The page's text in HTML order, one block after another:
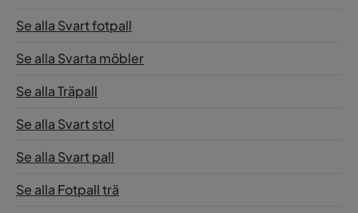
Se alla Svart fotpall
Se alla Svarta möbler
Se alla Träpall
Se alla Svart stol
Se alla Svart pall
Se alla Fotpall trä